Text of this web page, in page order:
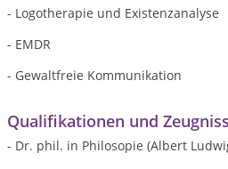
- Logotherapie und Existenzanalyse
- EMDR
- Gewaltfreie Kommunikation
Qualifikationen und
- Dr. phil. in Philosopie (Albert